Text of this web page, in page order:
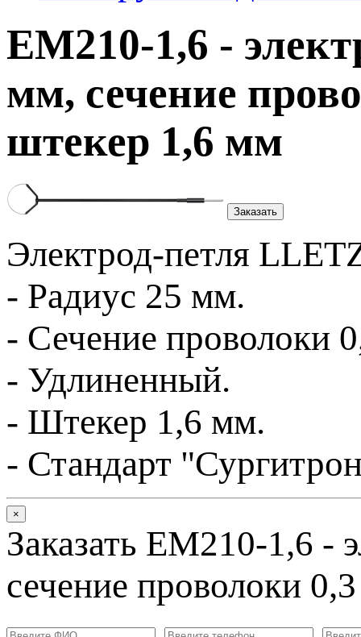
EM210-1,6 -
мм, сечение
штекер 1,6 мм
Заказать
Электрод-петля
- Радиус 25 мм.
- Сечение проволоки
- Удлиненный.
- Штекер 1,6 мм.
- Стандарт
×
Заказать EM210-1,6 -
сечение проволоки